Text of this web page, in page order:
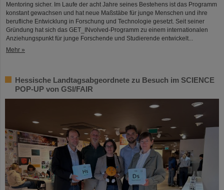
Mentoring sicher. Im Laufe der acht Jahre seines Bestehens ist das Programm
konstant gewachsen und hat neue Maßstäbe für junge Menschen und ihre
berufliche Entwicklung in Forschung und Technologie gesetzt. Seit seiner
Gründung hat sich das GET_INvolved-Programm zu einem internationalen
Anziehungspunkt für junge Forschende und Studierende entwickelt...
Mehr »
Hessische Landtagsabgeordnete zu Besuch im SCIENCE
POP-UP von GSI/FAIR